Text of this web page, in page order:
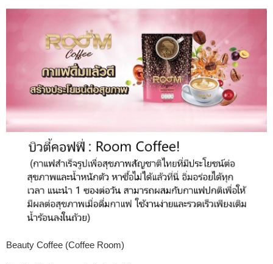
Beauty Coffee (Coffee Room)